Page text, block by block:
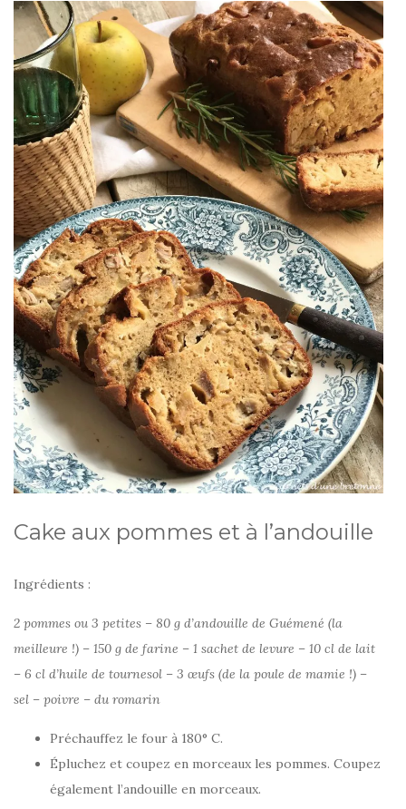
Cake aux pommes et à l’andouille
Ingrédients :
2 pommes ou 3 petites – 80 g d’andouille de Guémené (la
meilleure !) – 150 g de farine – 1 sachet de levure – 10 cl de lait
– 6 cl d’huile de tournesol – 3 œufs (de la poule de mamie !) –
sel – poivre – du romarin
Préchauffez le four à 180° C.
Épluchez et coupez en morceaux les pommes. Coupez
également l’andouille en morceaux.